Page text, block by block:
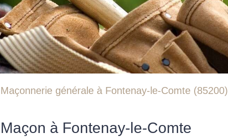
Maçonnerie générale à Fontenay-le-Comte (85200)
Maçon à Fontenay-le-Comte